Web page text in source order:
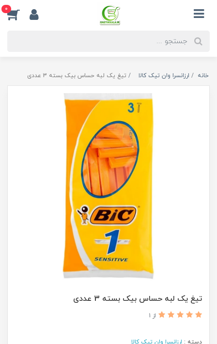
0
خانه ارزانسرا وان تیک کالا تیغ یک لبه حساس بیک بسته 3 عددی
تیغ یک لبه حساس بیک بسته 3 عددی
از 1
دسته : ارزانسرا وان تیک کالا